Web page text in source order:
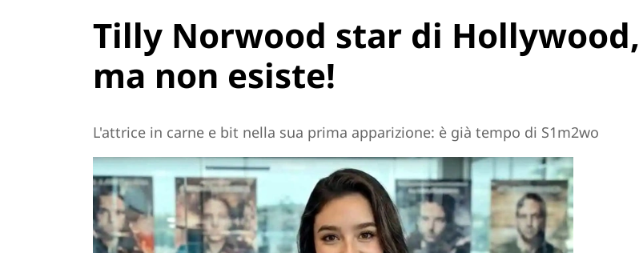
Tilly Norwood star di Hollywood,
ma non esiste!
L'attrice in carne e bit nella sua prima apparizione: è già tempo di S1m2wo